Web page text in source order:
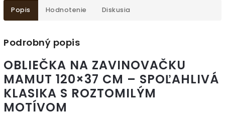
Popis Hodnotenie Diskusia
Podrobný popis
OBLIEČKA NA ZAVINOVAČKU
MAMUT 120×37 CM – SPOĽAHLIVÁ
KLASIKA S ROZTOMILÝM
MOTÍVOM